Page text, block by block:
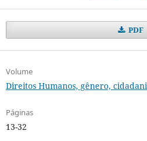
PDF
Volume
Direitos Humanos, gênero,
Páginas
13-32